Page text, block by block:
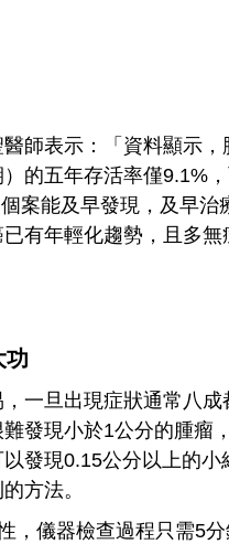
師表示：「資料顯示，
的五年存活率僅9.1%，
案能及早發現，及早治
有年輕化趨勢，且多
功
一旦出現症狀通常八成
發現小於1公分的腫瘤
發現0.15公分以上的小
方法。
，儀器檢查過程只需5